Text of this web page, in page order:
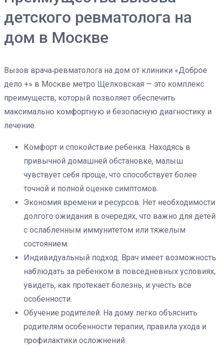
детского ревматолога на
дом в Москве
Вызов врача‑ревматолога на дом от клиники «Доброе
дело +» в Москве метро Щелковская — это комплекс
преимуществ, который позволяет обеспечить
максимально комфортную и безопасную диагностику и
лечение.
Комфорт и спокойствие ребенка. Находясь в
привычной домашней обстановке, малыш
чувствует себя проще, что способствует более
точной и полной оценке симптомов.
Экономия времени и ресурсов. Нет необходимости
долгого ожидания в очередях, что важно для детей
с ослабленным иммунитетом или тяжелым
состоянием.
Индивидуальный подход. Врач имеет возможность
наблюдать за ребенком в повседневных условиях,
увидеть, как протекает болезнь, и учесть все
особенности.
Обучение родителей. На дому легко объяснить
родителям особенности терапии, правила ухода и
профилактики осложнений.